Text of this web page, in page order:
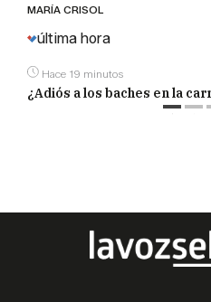
MARÍA CRISOL
última hora
Hace 19 minutos
¿Adiós a los baches en la